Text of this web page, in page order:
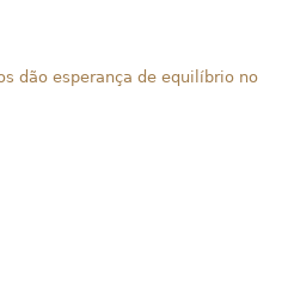
dão esperança de equilíbrio no